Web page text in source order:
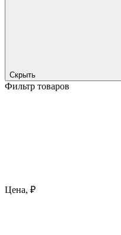
Скрыть
Фильтр товаров
Цена, ₽